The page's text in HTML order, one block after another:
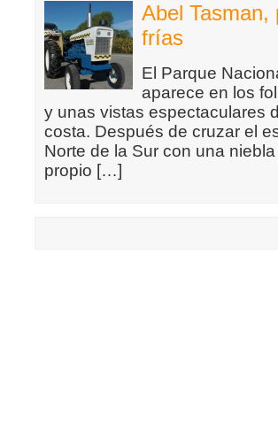
Abel Tasman,
frías
El Parque
aparece en los
y unas vistas espectaculares
costa. Después de cruzar el
Norte de la Sur con una
propio […]